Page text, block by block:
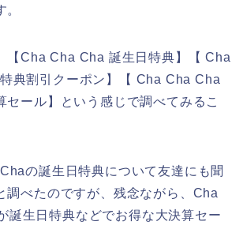
【Cha Cha Cha 誕生日特典】【 Cha
典割引クーポン】【 Cha Cha Cha
セール】という感じで調べてみるこ
の誕生日特典について友達にも聞
調べたのですが、残念ながら、Cha
誕生日特典などでお得な大決算セー